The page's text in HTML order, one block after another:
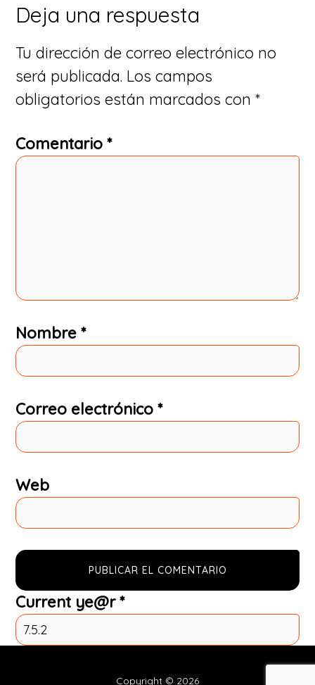
Interacciones
con
los
lectores
Deja una respuesta
Tu dirección de correo electrónico no
será publicada. Los campos
obligatorios están marcados con*
Comentario*
Nombre*
Correo electrónico*
Web
Current ye@r*
Copyright © 2026